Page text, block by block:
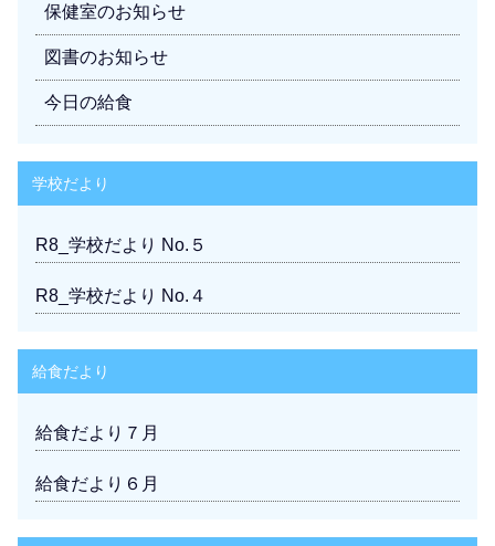
保健室のお知らせ
図書のお知らせ
今日の給食
学校だより
R8_学校だより No.５
R8_学校だより No.４
給食だより
給食だより７月
給食だより６月